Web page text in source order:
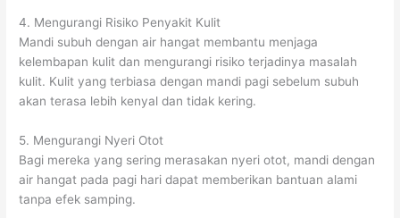
4. Mengurangi Risiko Penyakit Kulit
Mandi subuh dengan air hangat membantu menjaga
kelembapan kulit dan mengurangi risiko terjadinya masalah
kulit. Kulit yang terbiasa dengan mandi pagi sebelum subuh
akan terasa lebih kenyal dan tidak kering.
5. Mengurangi Nyeri Otot
Bagi mereka yang sering merasakan nyeri otot, mandi dengan
air hangat pada pagi hari dapat memberikan bantuan alami
tanpa efek samping.